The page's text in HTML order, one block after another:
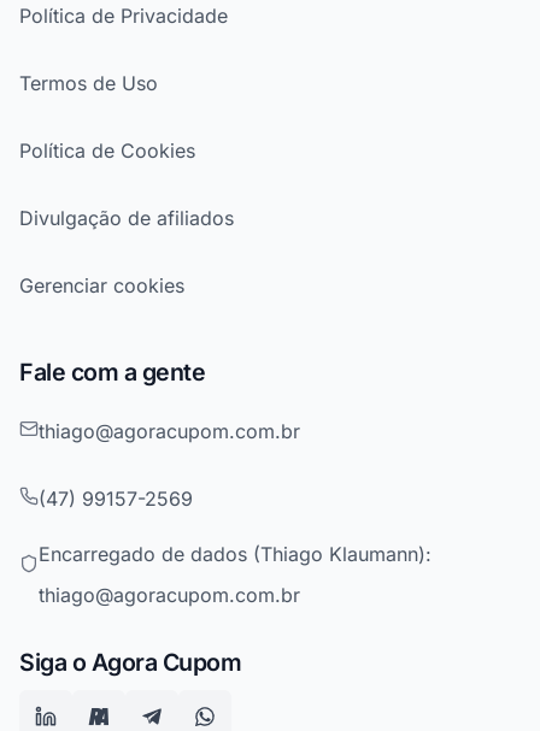
Política de Privacidade
Termos de Uso
Política de Cookies
Divulgação de afiliados
Gerenciar cookies
Fale com a gente
thiago@agoracupom.com.br
(47) 99157-2569
Encarregado de dados (Thiago Klaumann):
thiago@agoracupom.com.br
Siga o Agora Cupom